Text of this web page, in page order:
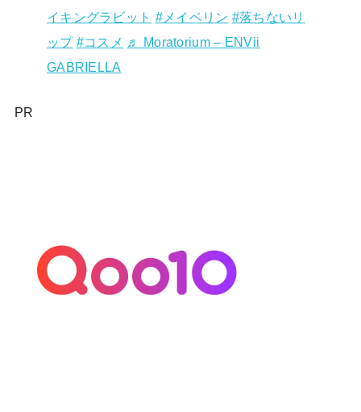
イキングラビット #メイベリン #落ちないリ
ップ #コスメ ♬ Moratorium – ENVii
GABRIELLA
PR